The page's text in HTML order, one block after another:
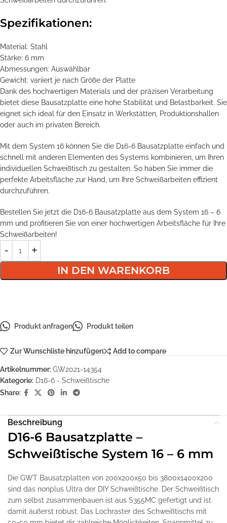
Spezifikationen:
Material: Stahl
Stärke: 6 mm
Abmessungen: Auswählbar
Gewicht: variiert je nach Größe der Platte
Dank des hochwertigen Materials und der präzisen Verarbeitung
bietet diese Bausatzplatte eine hohe Stabilität und Belastbarkeit. Sie
eignet sich ideal für den Einsatz in Werkstätten, Produktionshallen
oder auch im privaten Bereich.
Mit dem System 16 können Sie die D16-6 Bausatzplatte einfach und
schnell mit anderen Elementen des Systems kombinieren, um Ihren
individuellen Schweißtisch zu gestalten. So haben Sie immer die
perfekte Arbeitsfläche zur Hand, um Ihre Schweißarbeiten effizient
durchzuführen.
Bestellen Sie jetzt die D16-6 Bausatzplatte aus dem System 16 – 6
mm und profitieren Sie von einer hochwertigen Arbeitsfläche für Ihre
Schweißarbeiten!
IN DEN WARENKORB
Produkt anfragen Produkt teilen
Zur Wunschliste hinzufügen Add to compare
Artikelnummer:GW2021-14354
Kategorie: D16-6 - Schweißtische
Share:
Beschreibung
D16-6 Bausatzplatte –
Schweißtische System 16 – 6 mm
Die GWT Bausatzplatten von 200x200x50 bis 3800x1400x200
sind das nonplus Ultra der DIY Schweißtische. Der Schweißtisch
zum selbst zusammenbauen ist aus S355MC gefertigt und ist
damit äußerst robust. Das Lochraster des Schweißtischs mit